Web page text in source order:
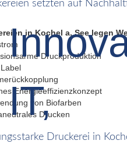
setzten auf
in Kochel a. See legen
Druckproduktion
Energieeffizienzkonzept
von Biofarben
Drucken
Druckerei in